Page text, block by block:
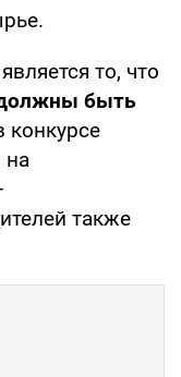
является то, что
быть
конкурсе
на
также